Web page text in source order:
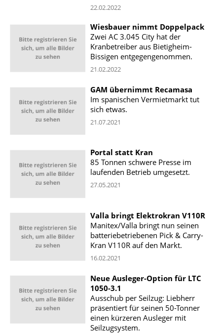
22.02.2022
Wiesbauer nimmt Doppelpack
Zwei AC 3.045 City hat der
Kranbetreiber aus Bietigheim-
Bissigen entgegengenommen.
21.02.2022
GAM übernimmt Recamasa
Im spanischen Vermietmarkt tut
sich etwas.
21.07.2021
Portal statt Kran
85 Tonnen schwere Presse im
laufenden Betrieb umgesetzt.
27.05.2021
Valla bringt Elektrokran V110R
Manitex/Valla bringt nun seinen
batteriebetriebenen Pick & Carry-
Kran V110R auf den Markt.
16.02.2021
Neue Ausleger-Option für LTC
1050-3.1
Ausschub per Seilzug: Liebherr
präsentiert für seinen 50-Tonner
einen kürzeren Ausleger mit
Seilzugsystem.